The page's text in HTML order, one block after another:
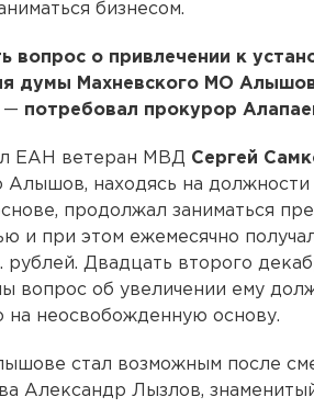
бизнесом.
вопрос о привлечении к
думы Махневского МО
— потребовал прокурор
ЕАН ветеран МВД Сергей
Алышов, находясь на
продолжал заниматься
и при этом ежемесячно
рублей. Двадцать второго
вопрос об увеличении ему
на неосвобожденную основу.
стал возможным после
Александр Лызлов,